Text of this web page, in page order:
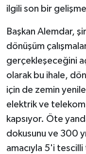
ilgili son bir
Başkan Alemdar,
dönüşüm
gerçekleşeceğini
olarak bu ihale,
için de zemin
elektrik ve telekom
kapsıyor. Öte
dokusunu ve 300
amacıyla 5'i tescilli